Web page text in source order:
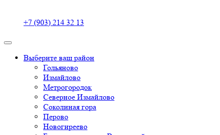
+7 (903) 214 32 13
Выберите ваш район
Гольяново
Измайлово
Метрогородок
Северное Измайлово
Соколиная гора
Перово
Новогиреево